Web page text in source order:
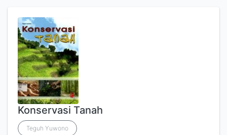
Konservasi Tanah
Teguh Yuwono